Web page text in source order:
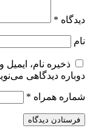
*
ذخیره نام، ایمیل
دیدگاهی
همراه *